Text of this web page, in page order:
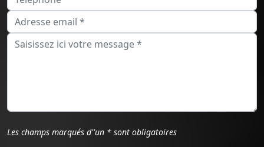
Les champs marqués d''un * sont obligatoires